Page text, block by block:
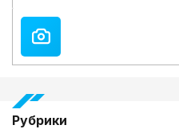
Рубрики